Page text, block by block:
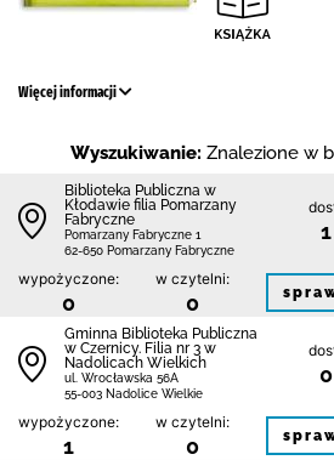
Więcej informacji
Wyszukiwanie: Znalezione w
Biblioteka Publiczna w
Kłodawie filia Pomarzany
Fabryczne
Pomarzany Fabryczne 1
62-650 Pomarzany Fabryczne
wypożyczone:
0
w czytelni:
0
Gminna Biblioteka Publiczna
w Czernicy. Filia nr 3 w
Nadolicach Wielkich
ul. Wrocławska 56A
55-003 Nadolice Wielkie
wypożyczone:
1
w czytelni:
0